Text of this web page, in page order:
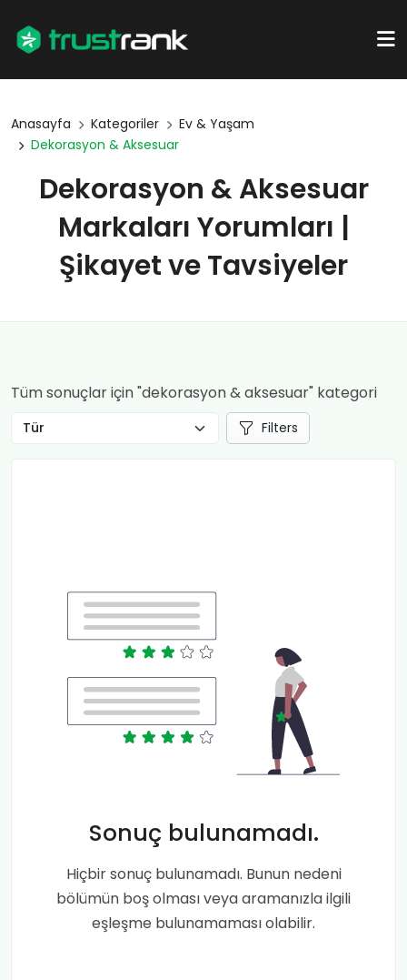
Anasayfa Kategoriler
Ev & Yaşam
Dekorasyon & Aksesuar
Dekorasyon & Aksesuar
Markaları Yorumları |
Şikayet ve Tavsiyeler
Tüm sonuçlar için "dekorasyon & aksesuar" kategori
Filters
Sonuç bulunamadı.
Hiçbir sonuç bulunamadı. Bunun nedeni
bölümün boş olması veya aramanızla ilgili
eşleşme bulunamaması olabilir.